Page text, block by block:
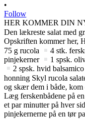
•
Follow
HER KOMMER DIN
Den lækreste salat med
Opskriften kommer her,
75 g rucola
4 stk.
pinjekerner
1 spsk.
2 spsk. hvid balsamico
honning Skyl rucola
og skær dem i både,
Læg ferskenbådene på
et par minutter på hver
pinjekernerne på en tør